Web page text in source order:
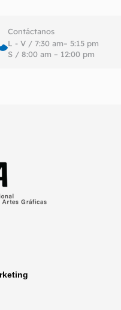
Contáctanos
L - V / 7:30 am– 5:15 pm
S / 8:00 am – 12:00 pm